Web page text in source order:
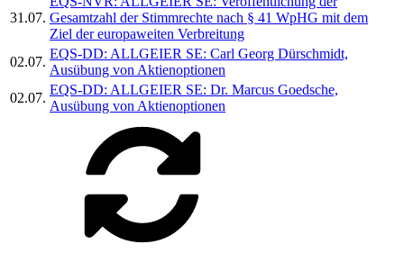
31.07. Gesamtzahl der Stimmrechte nach § 41 WpHG mit dem
Ziel der europaweiten Verbreitung
02.07.
EQS-DD: ALLGEIER SE: Carl Georg Dürschmidt,
Ausübung von Aktienoptionen
02.07.
EQS-DD: ALLGEIER SE: Dr. Marcus Goedsche,
Ausübung von Aktienoptionen